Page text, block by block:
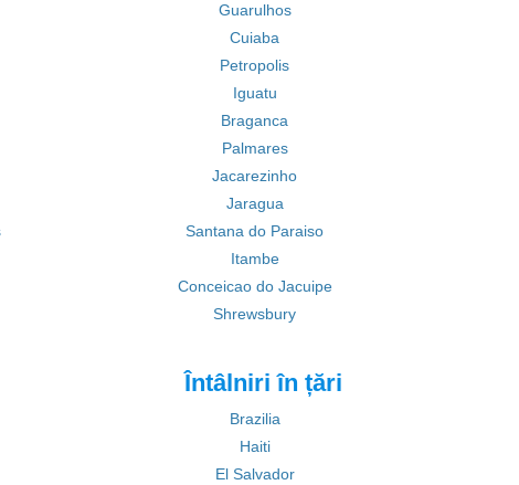
Guarulhos
Cuiaba
Petropolis
Iguatu
Braganca
Palmares
Jacarezinho
Jaragua
Santana do Paraiso
Itambe
Conceicao do Jacuipe
Shrewsbury
Întâlniri în țări
Brazilia
Haiti
El Salvador